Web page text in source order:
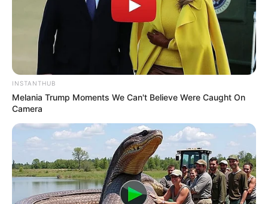
INSTANTHUB
Melania Trump Moments We Can't Believe Were Caught On
Camera